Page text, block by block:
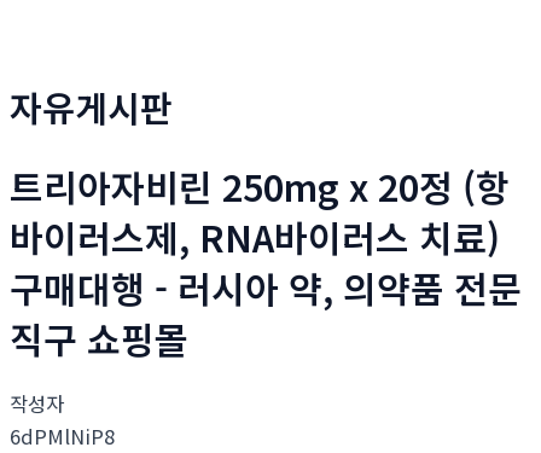
자유게시판
트리아자비린 250mg x 20정 (항
바이러스제, RNA바이러스 치료)
구매대행 - 러시아 약, 의약품 전문
직구 쇼핑몰
작성자
6dPMlNiP8